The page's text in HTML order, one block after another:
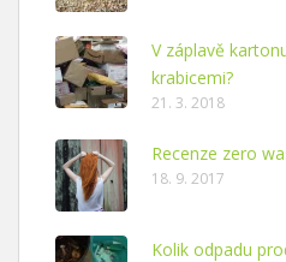
V záplavě
krabicemi?
21. 3. 2018
Recenze zero
18. 9. 2017
Kolik odpadu